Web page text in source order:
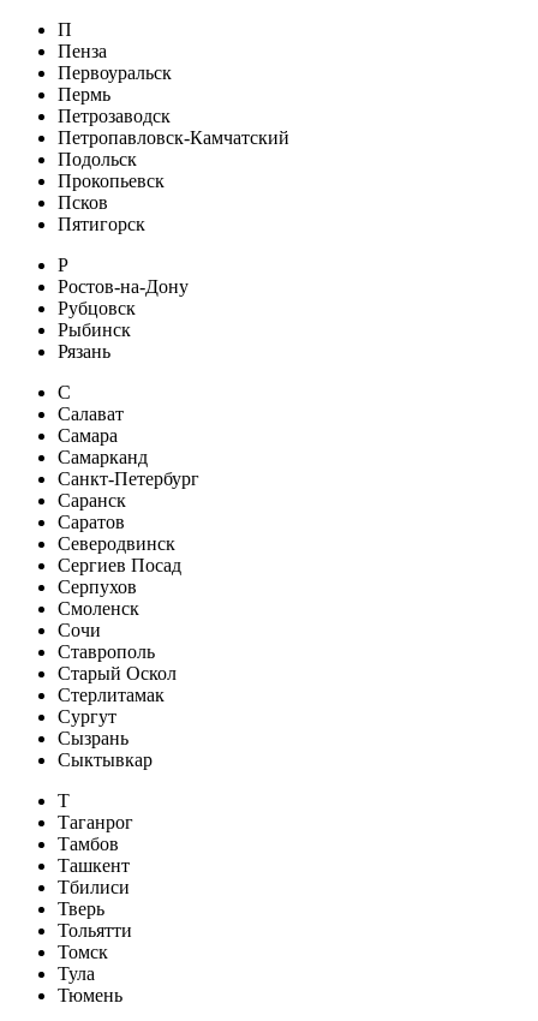
П
Пенза
Первоуральск
Пермь
Петрозаводск
Петропавловск-Камчатский
Подольск
Прокопьевск
Псков
Пятигорск
Р
Ростов-на-Дону
Рубцовск
Рыбинск
Рязань
С
Салават
Самара
Самарканд
Санкт-Петербург
Саранск
Саратов
Северодвинск
Сергиев Посад
Серпухов
Смоленск
Сочи
Ставрополь
Старый Оскол
Стерлитамак
Сургут
Сызрань
Сыктывкар
Т
Таганрог
Тамбов
Ташкент
Тбилиси
Тверь
Тольятти
Томск
Тула
Тюмень